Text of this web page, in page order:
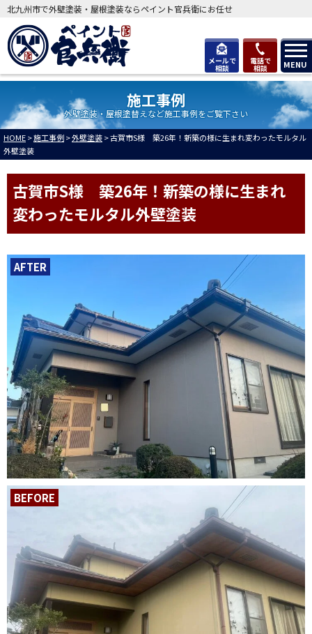
メールで
相談
電話で
相談 MENU
北九州市で外壁塗装・屋根塗装ならペイント官兵衛にお任せ
施工事例
外壁塗装・屋根塗替えなど施工事例をご覧下さい
HOME>施工事例>外壁塗装>古賀市S様 築26年！新築の様に生まれ変わったモルタル
外壁塗装
古賀市S様 築26年！新築の様に生まれ
変わったモルタル外壁塗装
AFTER
BEFORE